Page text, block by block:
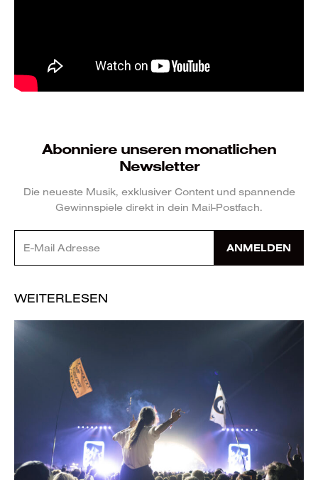
Abonniere unseren monatlichen
Newsletter
Die neueste Musik, exklusiver Content und spannende
Gewinnspiele direkt in dein Mail-Postfach.
ANMELDEN
WEITERLESEN